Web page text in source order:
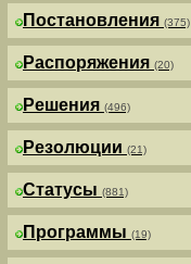
Постановления (375)
Распоряжения (20)
Решения (496)
Резолюции (21)
Статусы (881)
Программы (19)